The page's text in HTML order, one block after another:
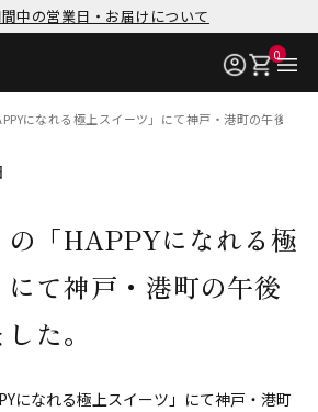
中の営業日・お届けについて
0
になれる極上スイーツ」にて神戸・港町の午後が
の「HAPPYになれる極
にて神戸・港町の午後
た。
になれる極上スイーツ」にて神戸・港町